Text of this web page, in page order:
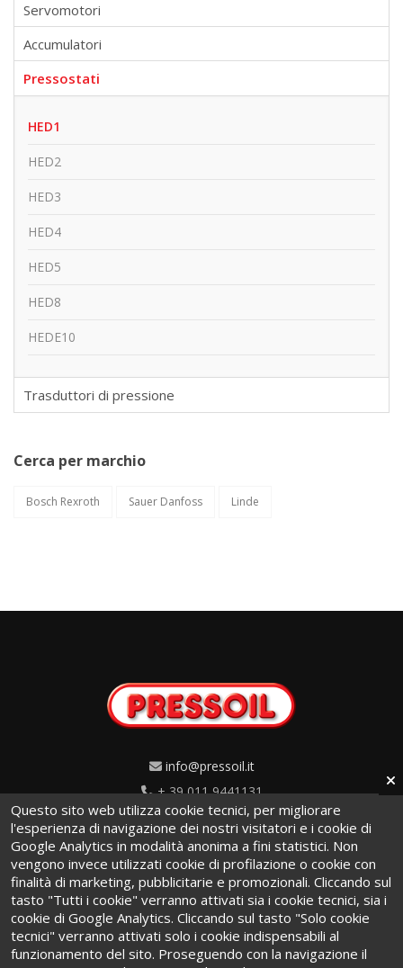
Servomotori
Accumulatori
Pressostati
HED1
HED2
HED3
HED4
HED5
HED8
HEDE10
Trasduttori di pressione
Cerca per marchio
Bosch Rexroth Sauer Danfoss Linde
info@pressoil.it
+ 39 011 9441131
Via Cavaglià, 7 - 10020
Cambiano (TO) · Italy
Termini e condizioni·Privacy Policy· Cookie Policy
Questo sito web utilizza cookie tecnici, per migliorare
l'esperienza di navigazione dei nostri visitatori e i cookie di
Google Analytics in modalità anonima a fini statistici. Non
vengono invece utilizzati cookie di profilazione o cookie con
finalità di marketing, pubblicitarie e promozionali. Cliccando sul
tasto "Tutti i cookie" verranno attivati sia i cookie tecnici, sia i
cookie di Google Analytics. Cliccando sul tasto "Solo cookie
tecnici" verranno attivati solo i cookie indispensabili al
funzionamento del sito. Proseguendo con la navigazione il